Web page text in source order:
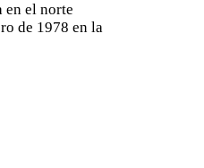
en el norte
de 1978 en la